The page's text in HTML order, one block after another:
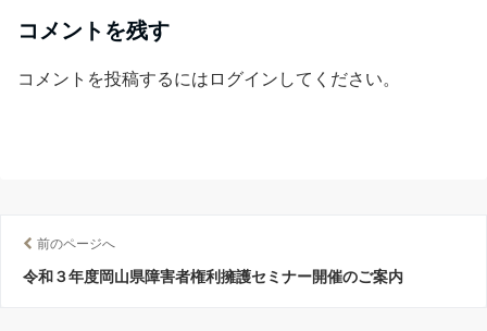
コメントを残す
コメントを投稿するには ログイン してください。
前のページへ
令和３年度岡山県障害者権利擁護セミナー開催のご案内